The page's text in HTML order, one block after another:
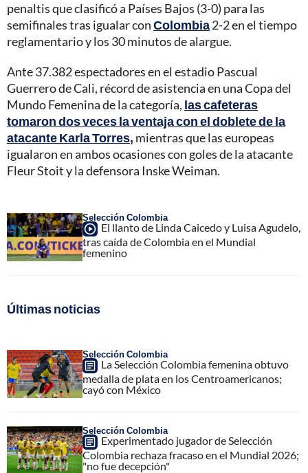
penaltis que clasificó a Países Bajos (3-0) para las
semifinales tras igualar conColombia2-2 en el tiempo
reglamentario y los 30 minutos de alargue.
Ante 37.382 espectadores en el estadio Pascual
Guerrero de Cali, récord de asistencia en una Copa del
Mundo Femenina de la categoría, las cafeteras
tomaron dos veces la ventaja con el doblete de la
atacante Karla Torres, mientras que las europeas
igualaron en ambos ocasiones con goles de la atacante
Fleur Stoit y la defensora Inske Weiman.
Selección Colombia
El llanto de Linda Caicedo y Luisa Agudelo,
tras caída de Colombia en el Mundial
femenino
Últimas noticias
Selección Colombia
La Selección Colombia femenina obtuvo
medalla de plata en los Centroamericanos;
cayó con México
Selección Colombia
Experimentado jugador de Selección
Colombia rechaza fracaso en el Mundial 2026;
"no fue decepción"